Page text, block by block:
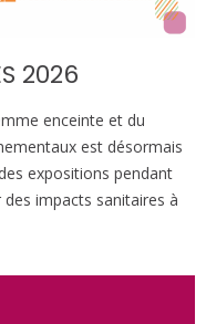
2026
enceinte et du
est désormais
expositions pendant
impacts sanitaires à